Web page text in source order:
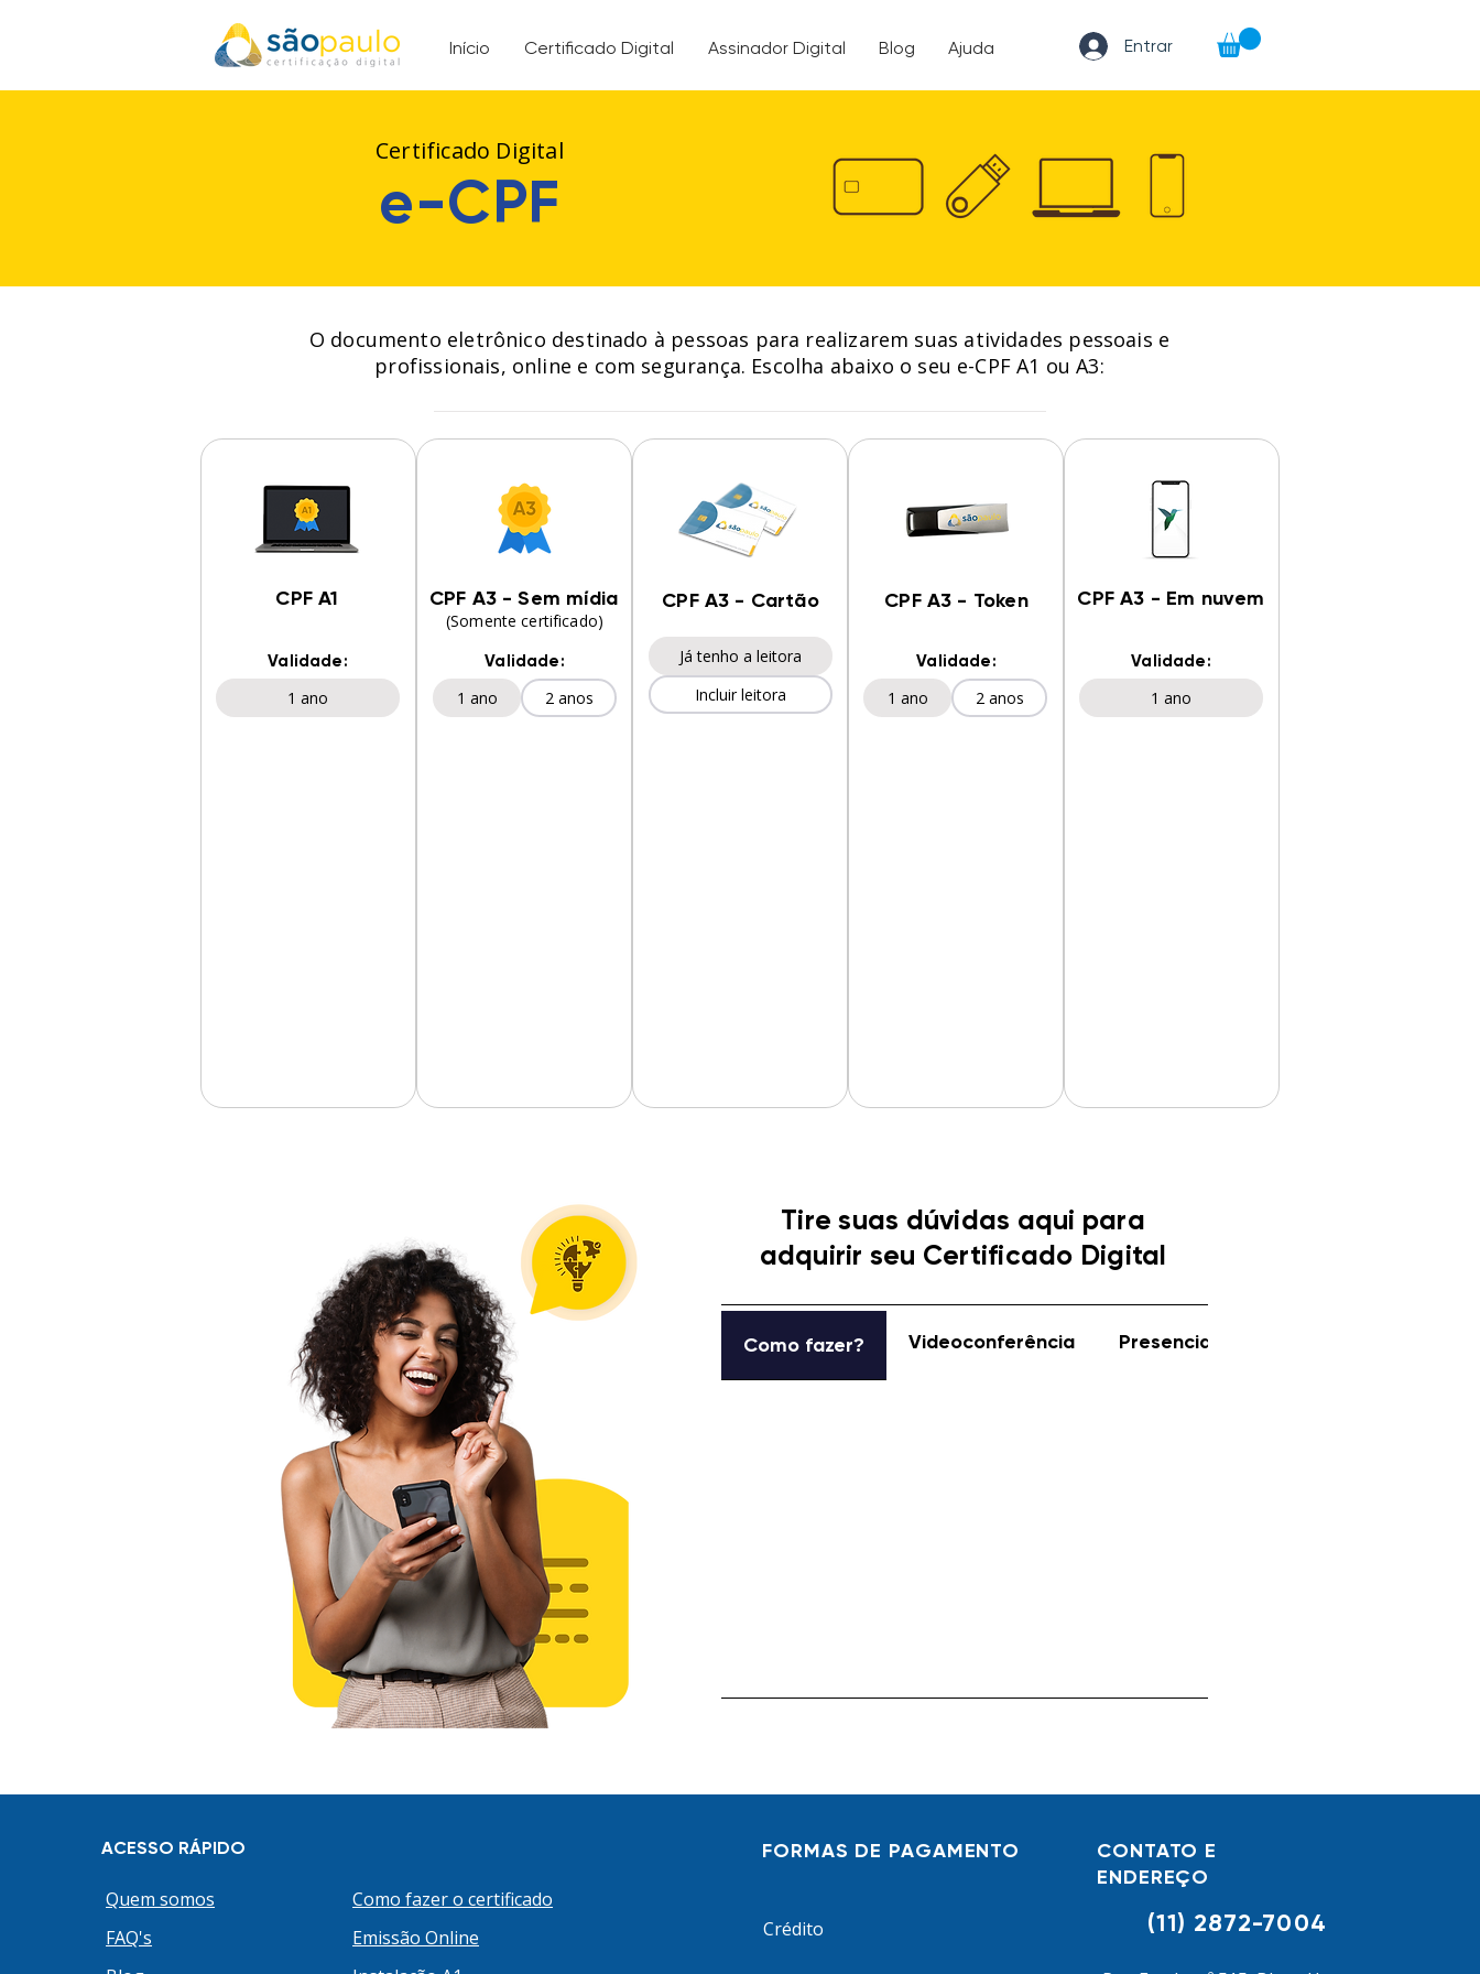
Início Certificado Digital Assinador Digital Blog Ajuda Entrar
Certificado Digital
e-CPF
O documento eletrônico destinado à pessoas para realizarem suas atividades pessoais e
profissionais, online e com segurança. Escolha abaixo o seu e-CPF A1 ou A3:
CPF A1
Validade:
1 ano
CPF A3 - Sem mídia
(Somente certificado)
Validade:
1 ano 2 anos
CPF A3 - Cartão
Já tenho a leitora
Incluir leitora
CPF A3 - Token
Validade:
1 ano 2 anos
CPF A3 - Em nuvem
Validade:
1 ano
Tire suas dúvidas aqui para
adquirir seu Certificado Digital
Como fazer? Videoconferência Presencial
ACESSO RÁPIDO
Quem somos
FAQ's
Como fazer o certificado
Emissão Online
FORMAS DE PAGAMENTO
Crédito
CONTATO E
ENDEREÇO
(11) 2872-7004